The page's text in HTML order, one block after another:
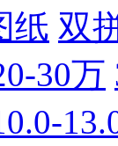
纸 双
30万